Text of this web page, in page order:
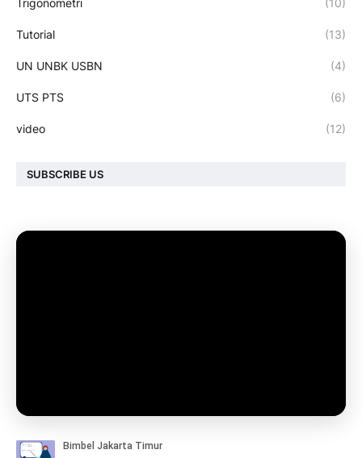
Tutorial (13)
UN UNBK USBN (4)
UTS PTS (6)
video (12)
SUBSCRIBE US